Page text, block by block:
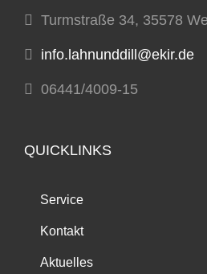
Turmstraße 34, 35578
info.lahnunddill@ekir.de
06441/4009-15
QUICKLINKS
Service
Kontakt
Aktuelles